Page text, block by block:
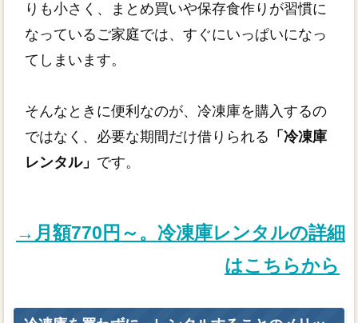
りも小さく、まとめ買いや保存食作りが習慣に
なっているご家庭では、すぐにいっぱいになっ
てしまいます。
そんなときに便利なのが、冷凍庫を購入するの
ではなく、必要な期間だけ借りられる 「冷凍庫
レンタル」 です。
→月額770円～。冷凍庫レンタルの詳細
はこちらから